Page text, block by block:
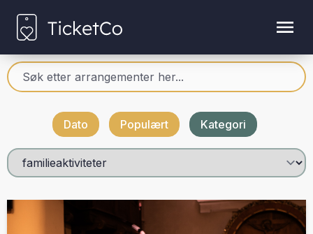
Dato Populært Kategori